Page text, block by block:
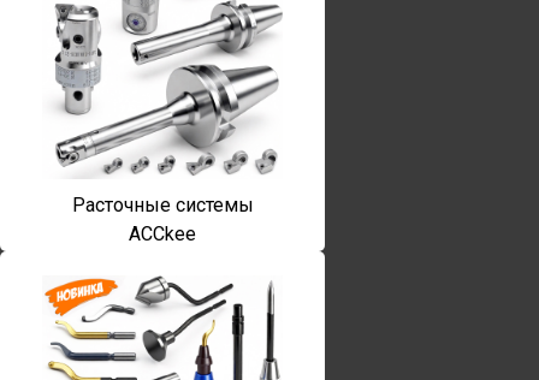
Расточные системы
ACCkee